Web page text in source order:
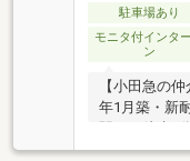
駐車場あり
モニタ付インタ
ン
【小田急の
年1月築・新
施設や飲食